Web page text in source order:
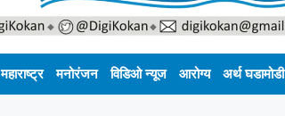
महाराष्ट्र मनोरंजन विडिओ न्यूज आरोग्य अर्थ घडामोडी